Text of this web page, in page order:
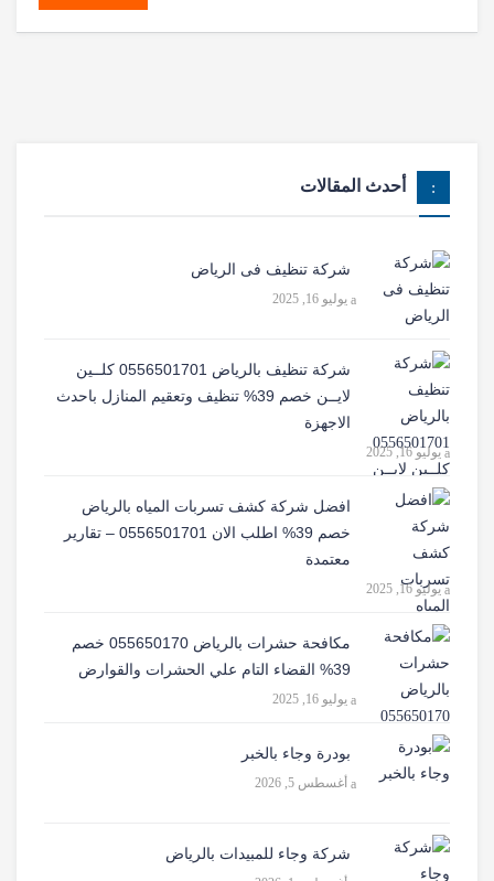
أحدث المقالات
شركة تنظيف فى الرياض
يوليو 16, 2025
شركة تنظيف بالرياض 0556501701 كلــين
لايــن خصم 39% تنظيف وتعقيم المنازل باحدث
الاجهزة
يوليو 16, 2025
افضل شركة كشف تسربات المياه بالرياض
خصم 39% اطلب الان 0556501701‬‏ – تقارير
معتمدة
يوليو 16, 2025
مكافحة حشرات بالرياض 055650170 خصم
39% القضاء التام علي الحشرات والقوارض
يوليو 16, 2025
بودرة وجاء بالخبر
أغسطس 5, 2026
شركة وجاء للمبيدات بالرياض